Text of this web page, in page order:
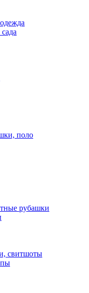
поло
рубашки
свитшоты